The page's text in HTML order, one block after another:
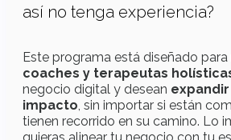
así no tenga experiencia?
Este programa está diseñado para
coaches y terapeutas
negocio digital y desean
impacto, sin importar si están
tienen recorrido en su camino. Lo